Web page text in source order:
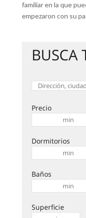
familiar en la que
empezaron con su
BUSCA
Precio
Dormitorios
Baños
Superficie